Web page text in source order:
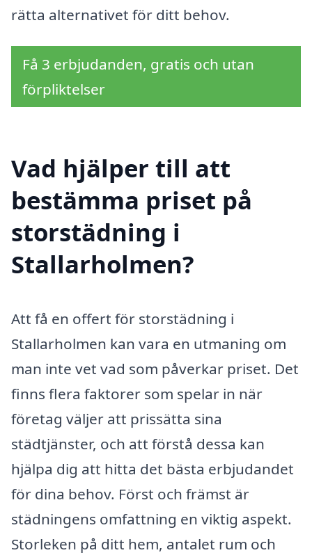
rätta alternativet för ditt behov.
Få 3 erbjudanden, gratis och utan
förpliktelser
Vad hjälper till att
bestämma priset på
storstädning i
Stallarholmen?
Att få en offert för storstädning i
Stallarholmen kan vara en utmaning om
man inte vet vad som påverkar priset. Det
finns flera faktorer som spelar in när
företag väljer att prissätta sina
städtjänster, och att förstå dessa kan
hjälpa dig att hitta det bästa erbjudandet
för dina behov. Först och främst är
städningens omfattning en viktig aspekt.
Storleken på ditt hem, antalet rum och